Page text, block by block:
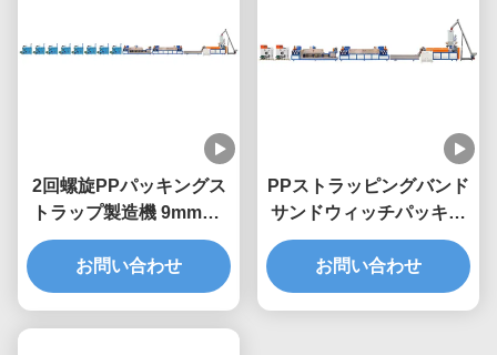
2回螺旋PPパッキングス
トラップ製造機 9mmPP
ストラップエクストルー
ションマシン
お問い合わせ
PPストラッピングバンド
サンドウィッチパッキン
グベルト製作機械 4スト
ライプツインスクリュー
エクストルーダー
お問い合わせ